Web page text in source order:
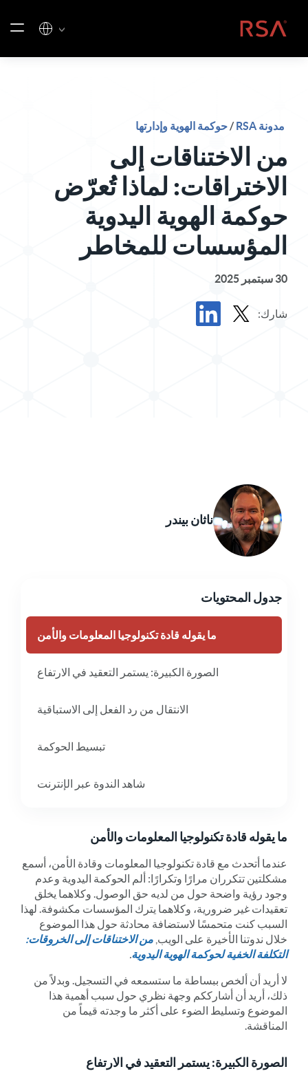
الصفحة الرئيسية
مدونة RSA /حوكمة الهوية وإدارتها
من الاختناقات إلى
الاختراقات: لماذا تُعرّض
حوكمة الهوية اليدوية
المؤسسات للمخاطر
30 سبتمبر 2025
شارك:
ناثان بيندر
جدول المحتويات
ما يقوله قادة تكنولوجيا المعلومات والأمن
الصورة الكبيرة: يستمر التعقيد في الارتفاع
الانتقال من رد الفعل إلى الاستباقية
تبسيط الحوكمة
شاهد الندوة عبر الإنترنت
ما يقوله قادة تكنولوجيا المعلومات والأمن
عندما أتحدث مع قادة تكنولوجيا المعلومات وقادة الأمن، أسمع
مشكلتين تتكرران مرارًا وتكرارًا: ألم الحوكمة اليدوية وعدم
وجود رؤية واضحة حول من لديه حق الوصول. وكلاهما يخلق
تعقيدات غير ضرورية، وكلاهما يترك المؤسسات مكشوفة. لهذا
السبب كنت متحمسًا لاستضافة محادثة حول هذا الموضوع
خلال ندوتنا الأخيرة على الويب, من الاختناقات إلى الخروقات:
التكلفة الخفية لحوكمة الهوية اليدوية
لا أريد أن ألخص ببساطة ما ستسمعه في التسجيل. وبدلاً من
ذلك، أريد أن أشارككم وجهة نظري حول سبب أهمية هذا
الموضوع وتسليط الضوء على أكثر ما وجدته قيماً من
المناقشة.
الصورة الكبيرة: يستمر التعقيد في الارتفاع